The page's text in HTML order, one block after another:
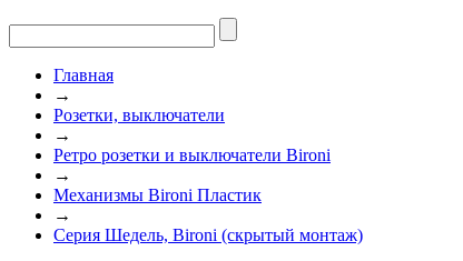
Главная
→
Розетки, выключатели
→
Ретро розетки и выключатели Bironi
→
Механизмы Bironi Пластик
→
Серия Шедель, Bironi (скрытый монтаж)